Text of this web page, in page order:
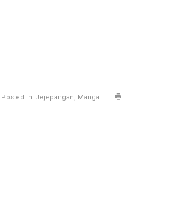
Posted in Jejepangan Manga